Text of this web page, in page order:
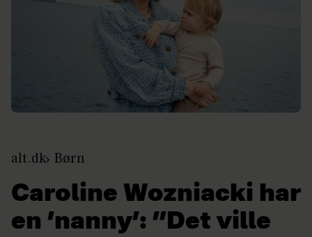
alt.dk Børn
Caroline Wozniacki har
en ’nanny’: ”Det ville